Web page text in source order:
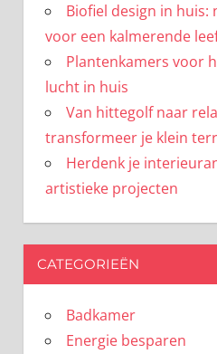
Biofiel design in
voor een kalmerende
Plantenkamers voor
lucht in huis
Van hittegolf naar
transformeer je klein
Herdenk je
artistieke projecten
CATEGORIEËN
Badkamer
Energie besparen